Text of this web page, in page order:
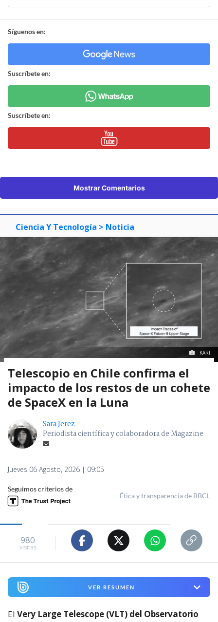
Síguenos en:
Suscríbete en:
Suscríbete en:
Mostrar Comentarios
Ciencia Y Tecnología > Noticia
KARI
Telescopio en Chile confirma el
impacto de los restos de un cohete
de SpaceX en la Luna
Sara Jerez
Periodista científica y colaboradora de Magazine
Jueves 06 Agosto, 2026 | 09:05
Seguimos criterios de
Ética y transparencia de BBCL
980
visitas
VER RESUMEN
El Very Large Telescope (VLT) del Observatorio